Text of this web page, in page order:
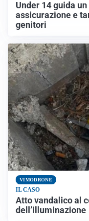
Under 14 guida
assicurazione e
genitori
VIMODRONE
IL CASO
Atto vandalico al
dell’illuminazione